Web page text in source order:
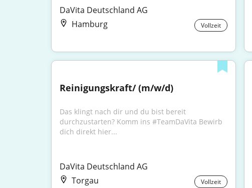
DaVita Deutschland AG
Hamburg
Vollzeit
Reinigungskraft/ (m/w/d)
Das klingt nach dir und du bist bereit
durchzustarten? Komm ins #TeamDaVita Bewirb
dich direkt hier...
DaVita Deutschland AG
Torgau
Vollzeit